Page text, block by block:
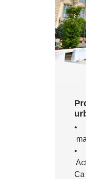
•
•
Ca